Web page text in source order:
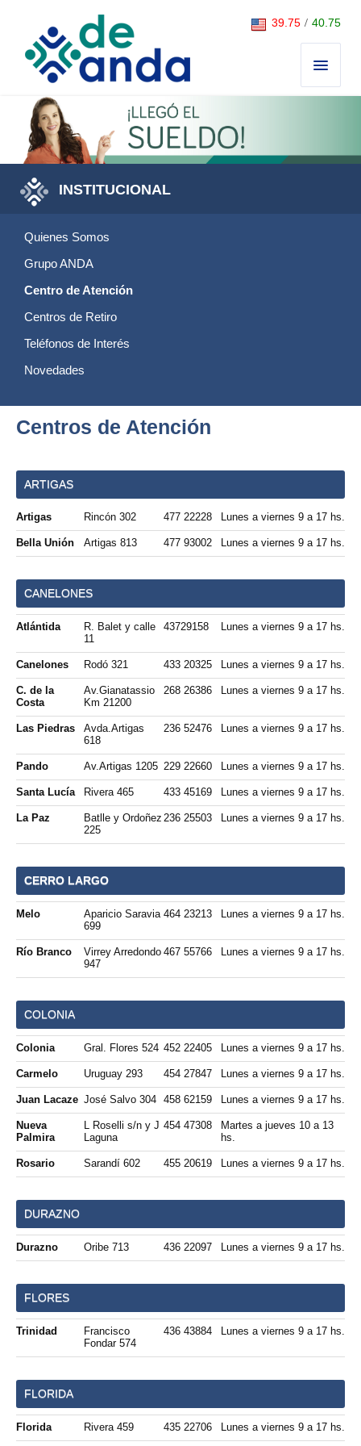
39.75 / 40.75
INSTITUCIONAL
Quienes Somos
Grupo ANDA
Centro de Atención
Centros de Retiro
Teléfonos de Interés
Novedades
Centros de Atención
ARTIGAS
Artigas Rincón 302 477 22228 Lunes a viernes 9 a 17 hs.
Bella Unión Artigas 813 477 93002 Lunes a viernes 9 a 17 hs.
CANELONES
Atlántida
R. Balet y calle
11
43729158 Lunes a viernes 9 a 17 hs.
Canelones Rodó 321 433 20325 Lunes a viernes 9 a 17 hs.
C. de la
Costa
Av.Gianatassio
Km 21200
268 26386 Lunes a viernes 9 a 17 hs.
Las Piedras
Avda.Artigas
618
236 52476 Lunes a viernes 9 a 17 hs.
Pando Av.Artigas 1205 229 22660 Lunes a viernes 9 a 17 hs.
Santa Lucía Rivera 465 433 45169 Lunes a viernes 9 a 17 hs.
La Paz
Batlle y Ordoñez
225
236 25503 Lunes a viernes 9 a 17 hs.
CERRO LARGO
Melo
Aparicio Saravia
699
464 23213 Lunes a viernes 9 a 17 hs.
Río Branco
Virrey Arredondo
947
467 55766 Lunes a viernes 9 a 17 hs.
COLONIA
Colonia Gral. Flores 524 452 22405 Lunes a viernes 9 a 17 hs.
Carmelo Uruguay 293 454 27847 Lunes a viernes 9 a 17 hs.
Juan Lacaze José Salvo 304 458 62159 Lunes a viernes 9 a 17 hs.
Nueva
Palmira
L Roselli s/n y J
Laguna
454 47308
Martes a jueves 10 a 13
hs.
Rosario Sarandí 602 455 20619 Lunes a viernes 9 a 17 hs.
DURAZNO
Durazno Oribe 713 436 22097 Lunes a viernes 9 a 17 hs.
FLORES
Trinidad
Francisco
Fondar 574
436 43884 Lunes a viernes 9 a 17 hs.
FLORIDA
Florida Rivera 459 435 22706 Lunes a viernes 9 a 17 hs.